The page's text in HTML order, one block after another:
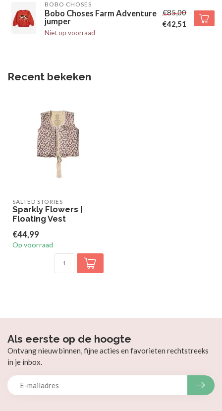
BOBO CHOSES
Bobo Choses Farm Adventure
jumper
Niet op voorraad
€85,00
€42,51
Recent bekeken
SALTED STORIES
Sparkly Flowers |
Floating Vest
€44,99
Op voorraad
Als eerste op de hoogte
Ontvang nieuw binnen, fijne acties en favorieten rechtstreeks
in je inbox.